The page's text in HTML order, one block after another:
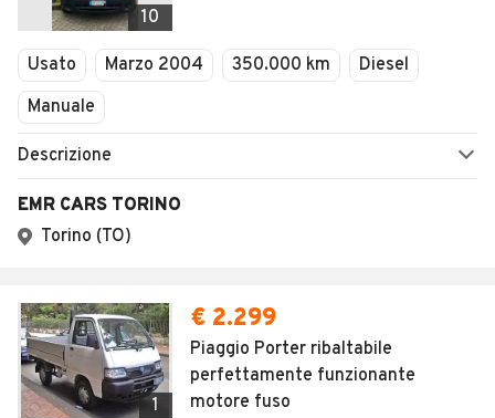
10
Usato Marzo 2004 350.000 km
Diesel
Manuale
Descrizione
EMR CARS TORINO
Torino (TO)
1
€ 2.299
Piaggio Porter ribaltabile
perfettamente funzionante
motore fuso